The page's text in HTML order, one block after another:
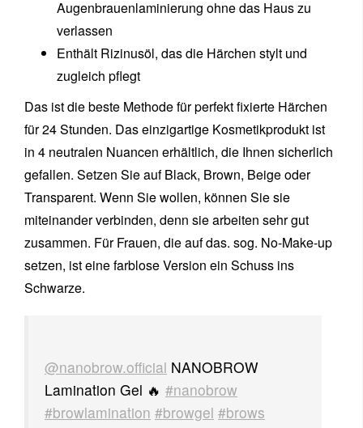
Augenbrauenlaminierung ohne das Haus zu
verlassen
Enthält Rizinusöl, das die Härchen stylt und
zugleich pflegt
Das ist die beste Methode für perfekt fixierte Härchen
für 24 Stunden. Das einzigartige Kosmetikprodukt ist
in 4 neutralen Nuancen erhältlich, die Ihnen sicherlich
gefallen. Setzen Sie auf Black, Brown, Beige oder
Transparent. Wenn Sie wollen, können Sie sie
miteinander verbinden, denn sie arbeiten sehr gut
zusammen. Für Frauen, die auf das. sog. No-Make-up
setzen, ist eine farblose Version ein Schuss ins
Schwarze.
@nanobrow.official NANOBROW
Lamination Gel 🔥 #nanobrow
#browlamination #browgel #brows